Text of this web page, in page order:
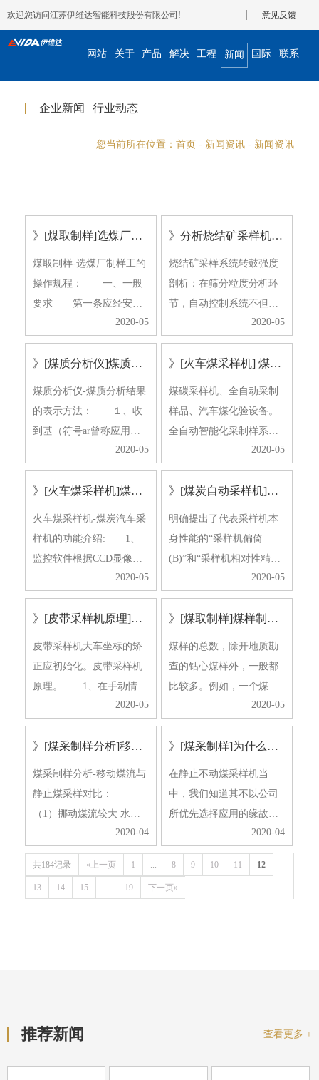
欢迎您访问江苏伊维达智能科技股份有限公司! 意见反馈
网站 关于 产品 解决 工程 新闻 国际 联系
企业新闻 行业动态
您当前所在位置： 首页 - 新闻资讯 - 新闻资讯
》[煤取制样]选煤厂制样工的操作规程
煤取制样-选煤厂制样工的
操作规程： 一、一般
要求 第一条应经安全
性和本技术工种技术培
训，根据考試获得实际操
作资格证书后，持证。
第二条制样工应了解制
样基础理论和方式 ，会应
用和维护保养各种各样黼
2020-05
》分析烧结矿采样机系统转鼓强度
烧结矿采样系统转鼓强度
剖析：在筛分粒度分析环
节，自动控制系统不但测
算各粒级的百分数，而且
统计分析每一次的子样品
质，在一定要开展转鼓强
度实验时，依照GB8209的
规定，当总计采样量做到1
20Kg时,将10—16mm、16
2020-05
》[煤质分析仪]煤质分析结果的表示方法
煤质分析仪-煤质分析结果
的表示方法： １、收
到基（符号ar曾称应用
基）：以收到状态的煤为
基准。 ２、空气干燥
基（符号ad曾称分析
基）：与空气湿度达到平
衡状态的煤为基准。
３、干燥基（符号d曾称干
2020-05
》[火车煤采样机] 煤炭采样机的性能特点
煤碳采样机、全自动采制
样品、汽车煤化验设备。
全自动智能化采制样系统
软件，是对于汽车、列车
入厂原料采制样而设计方
案的，适用电力工程、冶
金工业、煤碳、化工厂、
海港等制造行业。全自动
智能化采制样系统软件的
2020-05
》[火车煤采样机]煤炭汽车采样机的功能有哪些
火车煤采样机-煤炭汽车采
样机的功能介绍: 1、
监控软件根据CCD显像和
图象处理技术性获得车厢
的路面部位;任意造成采样
点,根据键入的试品来源于
测算出装罐部位;将所述信
息和PLC通信;PLC和电子
计算机相互操纵实行元器
2020-05
》[煤炭自动采样机]采样机偏倚试验性能测定
明确提出了代表采样机本
身性能的“采样机偏倚
(B)”和“采样机相对性精密
度(PL’)”的定义以及测定
法，并根据对其基础理论
剖析和试验科学研究得到
以下依据：B’因为扣减了
对照品方式偏差，由采样
机本身性能所决策，较
2020-05
》[皮带采样机原理]皮带采样机大车坐标的矫正应初始化
皮带采样机大车坐标的矫
正应初始化。皮带采样机
原理。 1、在手动情况
下实际操作采制样机时，
应将电动推杆升到限制
位，防止大车在上下走动
时，撞倒倒料仓。实际操
作工作人员在连阴雨气温
实际操作时，应留意雷
2020-05
》[煤取制样]煤样制备的意义和工序
煤样的总数，除开地质勘
查的钻心煤样外，一般都
比较多。例如，一个煤巷
煤样，约有100公斤上下;
一个产品煤样，从列车采
集的有几十公斤到几百公
斤，从船只采集的煤样将
会成吨;生产制造煤样，少
则3~5吨，少则超出10吨。
2020-05
》[煤采制样分析]移动煤流与静止煤采样对比
煤采制样分析-移动煤流与
静止煤采样对比：
（1）挪动煤流较大 水平
防止了采样与煤质转变周
期时间重合的概率。
例如：有一列火车进厂
煤。在列车煤翻出煤坑
2020-04
》[煤采制样]为什么煤采样机会出现偏倚现象
在静止不动煤采样机当
中，我们知道其不以公司
所优先选择应用的缘故就
是它也有偏倚现象，那麼
这一现象是啥造成的，又
是不是有处理的计划方
案？一起来看一下。煤采
2020-04
共184记录 «上一页 1 ... 8 9 10 11 12
13 14 15 ... 19 下一页»
推荐新闻 查看更多 +